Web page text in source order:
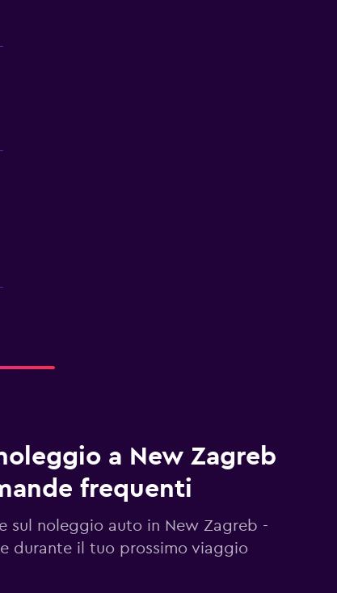
a New Zagreb
frequenti
sul noleggio auto in New Zagreb -
durante il tuo prossimo viaggio